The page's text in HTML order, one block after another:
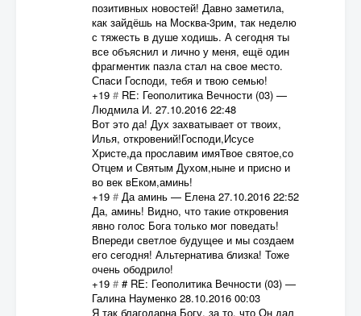
позитивных новостей! Давно заметила,
как зайдёшь на Москва-3рим, так неделю
с тяжесть в душе ходишь. А сегодня ты
все объяснил и лично у меня, ещё один
фрагментик пазла стал на свое место.
Спаси Господи, тебя и твою семью!
+19 # RE: Геополитика Вечности (03)—
Людмила И. 27.10.2016 22:48
Вот это да! Дух захватывает от твоих,
Илья, откровений!Господи,Исусе
Христе,да прославим имяТвое святое,со
Отцем и Святым Духом,ныне и присно и
во век вЕком,аминь!
+19 # Да аминь— Елена 27.10.2016 22:52
Да, аминь! Видно, что такие откровения
явно голос Бога только мог поведать!
Впереди светлое будущее и мы создаем
его сегодня! Альтернатива близка! Тоже
очень ободрило!
+19 # # RE: Геополитика Вечности (03)—
Галина Науменко 28.10.2016 00:03
Я так благодарна Богу, за то, что Он дал